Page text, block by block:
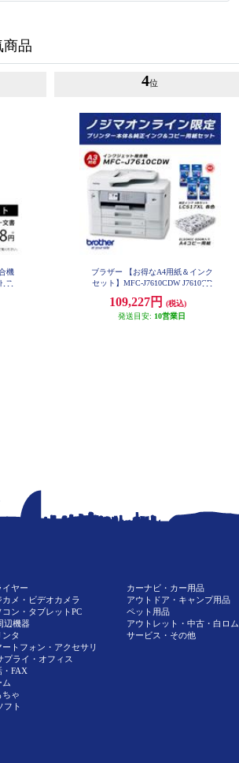
商品
機
ス
4位
ブラザー 【お得なA4用紙＆インク
セット】MFC-J7610CDW J7610CD
109,227円
(税込)
発送目安: 10営業日
イヤー
カメ・ビデオカメラ
コン・タブレットPC
辺機器
ンタ
ートフォン・アクセサリ
プライ・オフィス
・FAX
ム
ちゃ
フト
カーナビ・カー用品
アウトドア・キャンプ用品
ペット用品
アウトレット・中古・白ロム
サービス・その他